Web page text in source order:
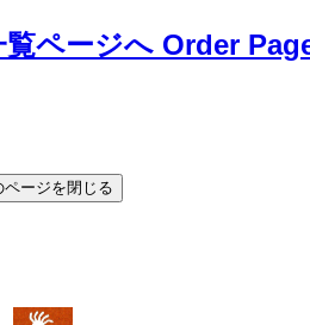
ページへ Order